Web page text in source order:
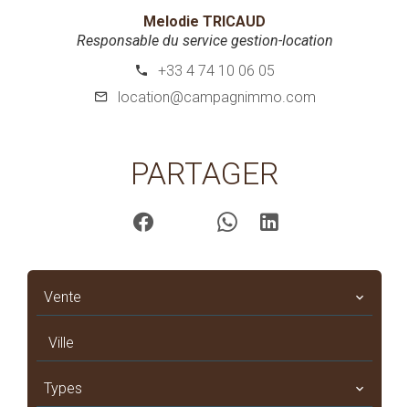
Melodie TRICAUD
Responsable du service gestion-location
+33 4 74 10 06 05
location@campagnimmo.com
PARTAGER
Vente
Ville
Types